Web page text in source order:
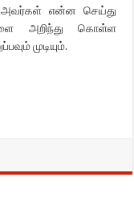
அவர்கள் என்ன செய்து
அறிந்து கொள்ள
முடியும்.